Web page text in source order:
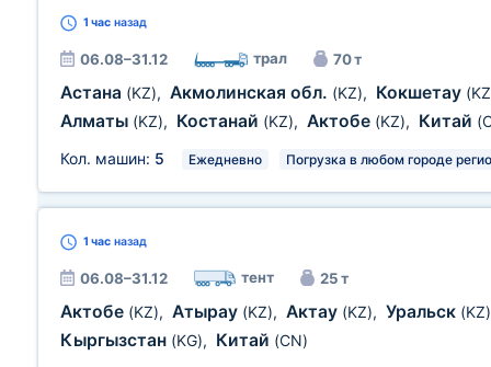
1 час назад
06.08–31.12 трал 70 т
Астана (KZ), Акмолинская обл. (KZ), Кокшетау
Алматы (KZ), Костанай (KZ), Актобе (KZ), Китай
Кол. машин: 5 Ежедневно Погрузка в любом городе
1 час назад
06.08–31.12 тент 25 т
Актобе (KZ), Атырау (KZ), Актау (KZ), Уральск (KZ)
Кыргызстан (KG), Китай (CN)